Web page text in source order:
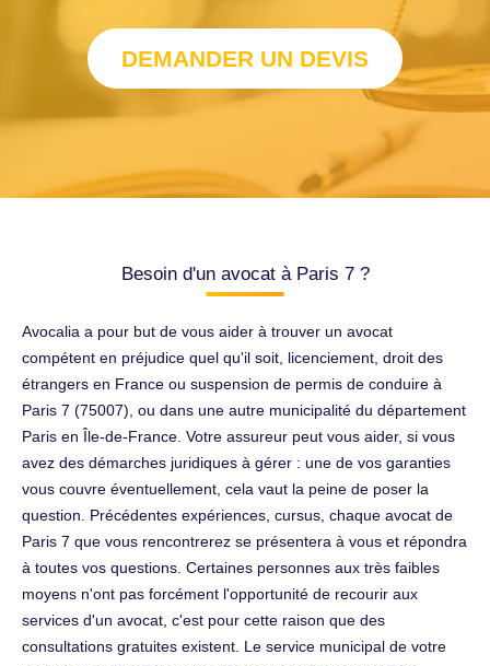
DEMANDER UN DEVIS
Besoin d'un avocat à Paris 7 ?
Avocalia a pour but de vous aider à trouver un avocat
compétent en préjudice quel qu'il soit, licenciement, droit des
étrangers en France ou suspension de permis de conduire à
Paris 7 (75007), ou dans une autre municipalité du département
Paris en Île-de-France. Votre assureur peut vous aider, si vous
avez des démarches juridiques à gérer : une de vos garanties
vous couvre éventuellement, cela vaut la peine de poser la
question. Précédentes expériences, cursus, chaque avocat de
Paris 7 que vous rencontrerez se présentera à vous et répondra
à toutes vos questions. Certaines personnes aux très faibles
moyens n'ont pas forcément l'opportunité de recourir aux
services d'un avocat, c'est pour cette raison que des
consultations gratuites existent. Le service municipal de votre